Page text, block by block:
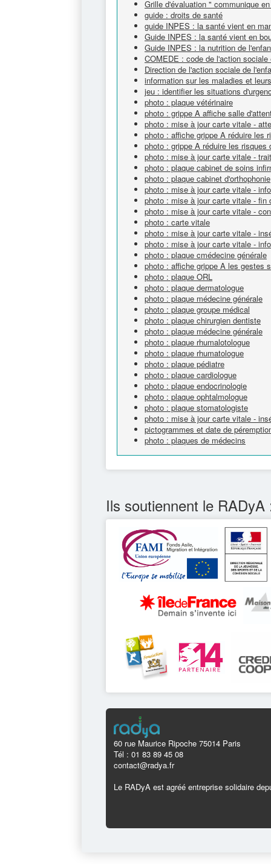
Grille d'évaluation " communique
guide : droits de santé
guide INPES : la santé vient en
Guide INPES : la santé vient en
Guide INPES : la nutrition de
COMEDE : code de l'action
Direction de l'action sociale de
information sur les maladies et
jeu : identifier les situations
photo : plaque vétérinaire
photo : grippe A affiche salle
photo : mise à jour carte vitale -
photo : affiche grippe A réduire les
photo : grippe A réduire les risques
photo : mise à jour carte vitale -
photo : plaque cabinet de soins
photo : plaque cabinet d'orthophonie
photo : mise à jour carte vitale -
photo : mise à jour carte vitale - fin
photo : mise à jour carte vitale -
photo : carte vitale
photo : mise à jour carte vitale -
photo : mise à jour carte vitale -
photo : plaque cmédecine générale
photo : affiche grippe A les gestes
photo : plaque ORL
photo : plaque dermatologue
photo : plaque médecine générale
photo : plaque groupe médical
photo : plaque chirurgien dentiste
photo : plaque médecine générale
photo : plaque rhumalotologue
photo : plaque rhumatologue
photo : plaque pédiatre
photo : plaque cardiologue
photo : plaque endocrinologie
photo : plaque ophtalmologue
photo : plaque stomatologiste
photo : mise à jour carte vitale -
pictogrammes et date de
photo : plaques de médecins
Ils soutiennent le RADyA
60 rue Maurice Ripoche 75014 Paris
Tél : 01 83 89 45 08
contact@radya.fr
Le RADyA est agréé entreprise solidaire